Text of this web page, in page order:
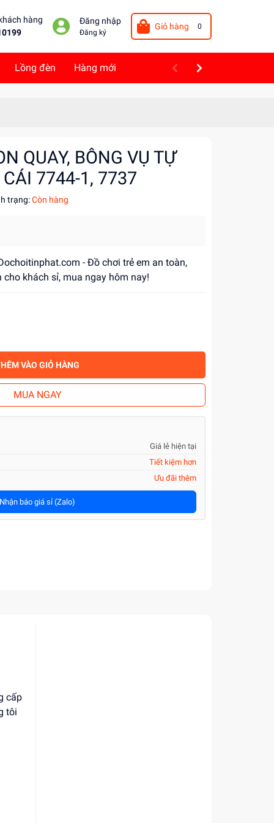
hàng
Đăng nhập
Đăng ký
Giỏ hàng 0
Lồng đèn Hàng mới
QUAY, BÔNG VỤ TỰ
7744-1, 7737
trạng:Còn hàng
- Đồ chơi trẻ em an toàn,
khách sỉ, mua ngay hôm nay!
VÀO GIỎ HÀNG
MUA NGAY
Giá lẻ hiện tại
Tiết kiệm hơn
Ưu đãi thêm
Nhận báo giá sỉ (Zalo)
cấp
tôi